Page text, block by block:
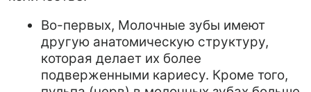
учитываться с учетом роста и
изменения зубочелюстной системы.
2.Психология пациентов